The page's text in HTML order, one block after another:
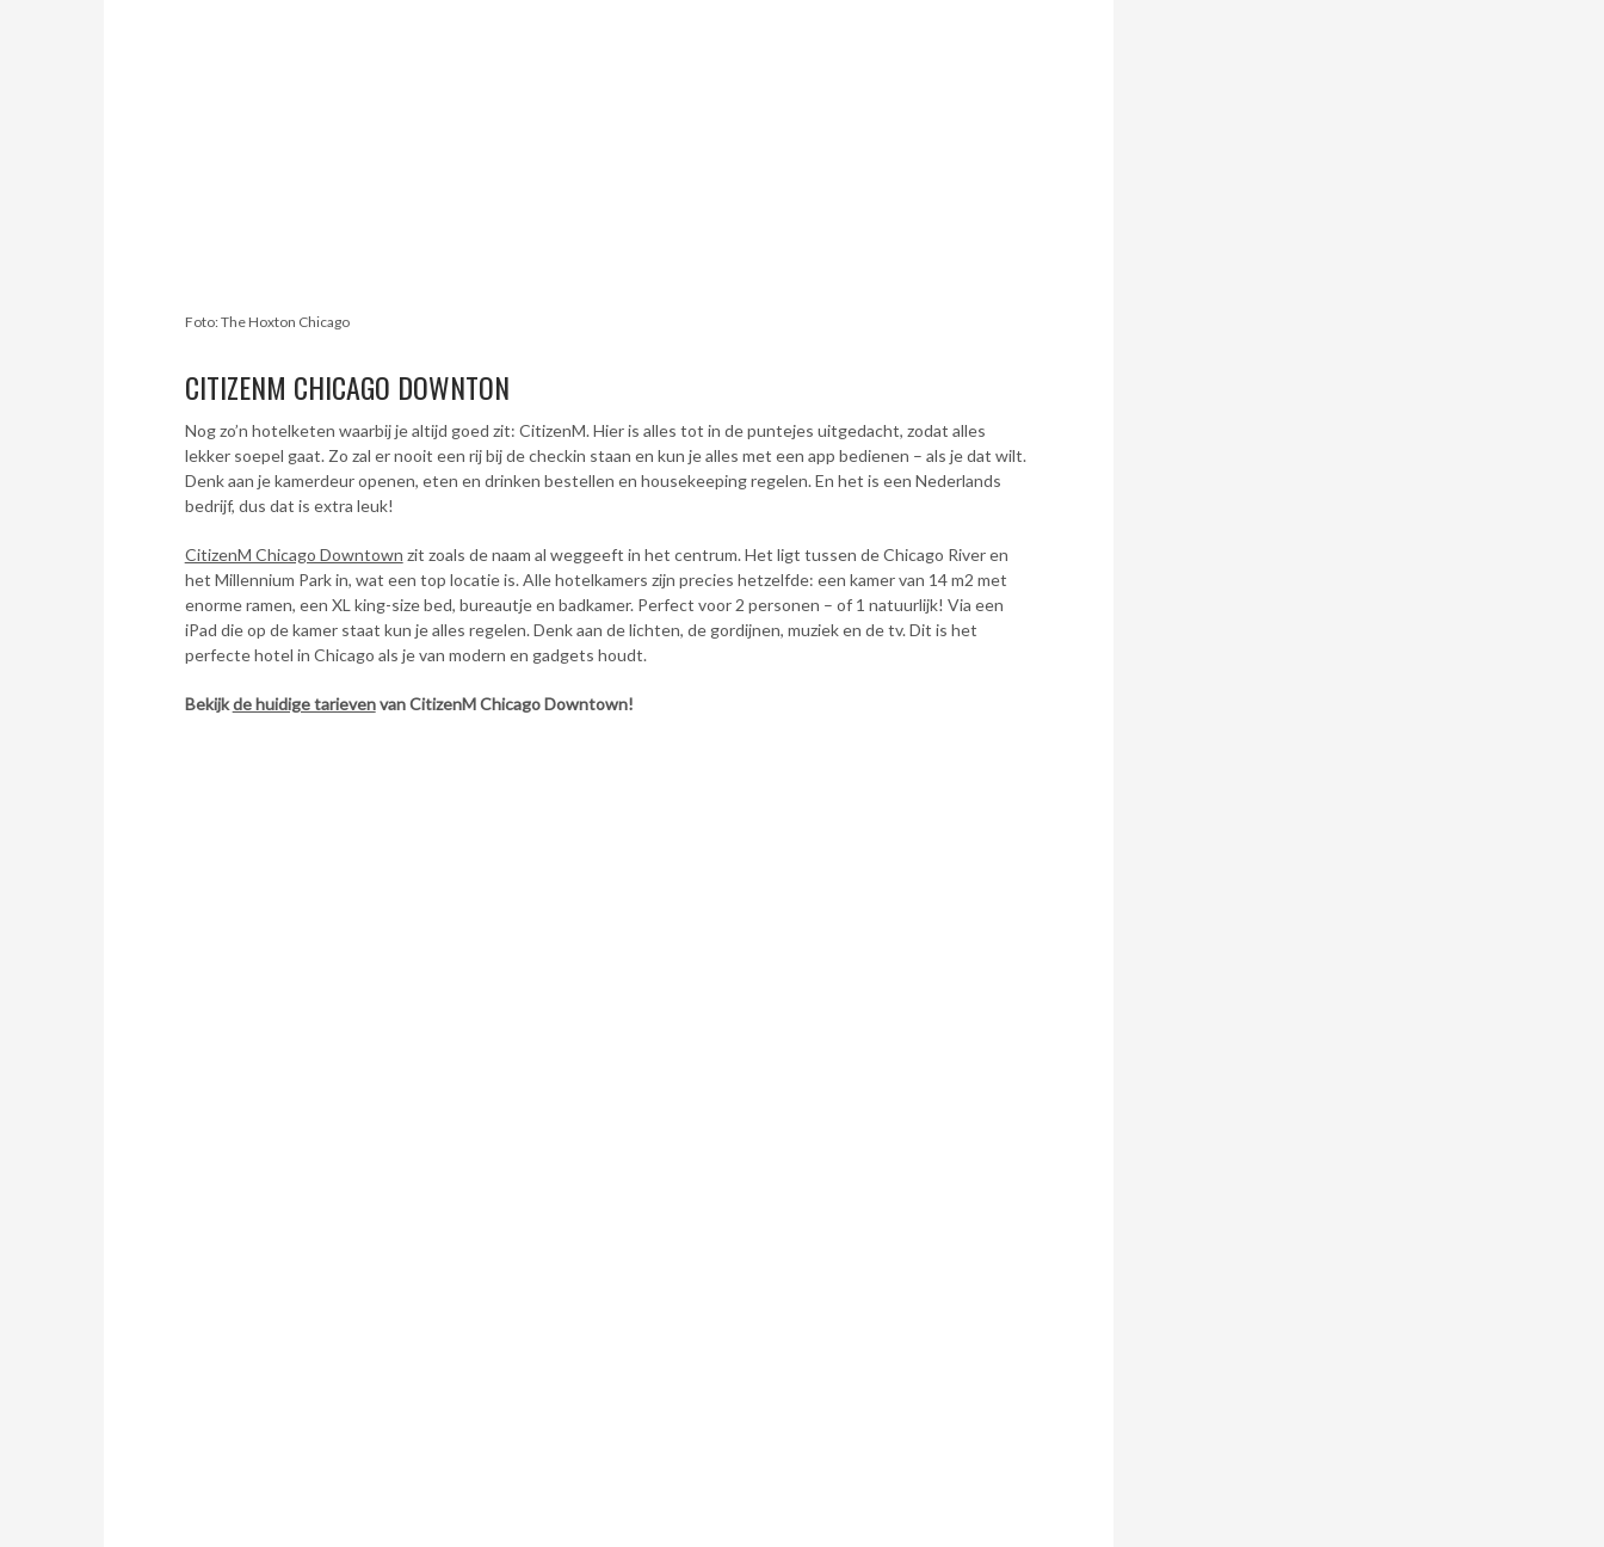
Foto: The Hoxton Chicago
CITIZENM CHICAGO DOWNTON
Nog zo’n hotelketen waarbij je altijd goed zit: CitizenM. Hier is alles tot in de puntejes uitgedacht, zodat alles
lekker soepel gaat. Zo zal er nooit een rij bij de checkin staan en kun je alles met een app bedienen – als je dat wilt.
Denk aan je kamerdeur openen, eten en drinken bestellen en housekeeping regelen. En het is een Nederlands
bedrijf, dus dat is extra leuk!
CitizenM Chicago Downtown zit zoals de naam al weggeeft in het centrum. Het ligt tussen de Chicago River en
het Millennium Park in, wat een top locatie is. Alle hotelkamers zijn precies hetzelfde: een kamer van 14 m2 met
enorme ramen, een XL king-size bed, bureautje en badkamer. Perfect voor 2 personen – of 1 natuurlijk! Via een
iPad die op de kamer staat kun je alles regelen. Denk aan de lichten, de gordijnen, muziek en de tv. Dit is het
perfecte hotel in Chicago als je van modern en gadgets houdt.
Bekijkde huidige tarievenvan CitizenM Chicago Downtown!